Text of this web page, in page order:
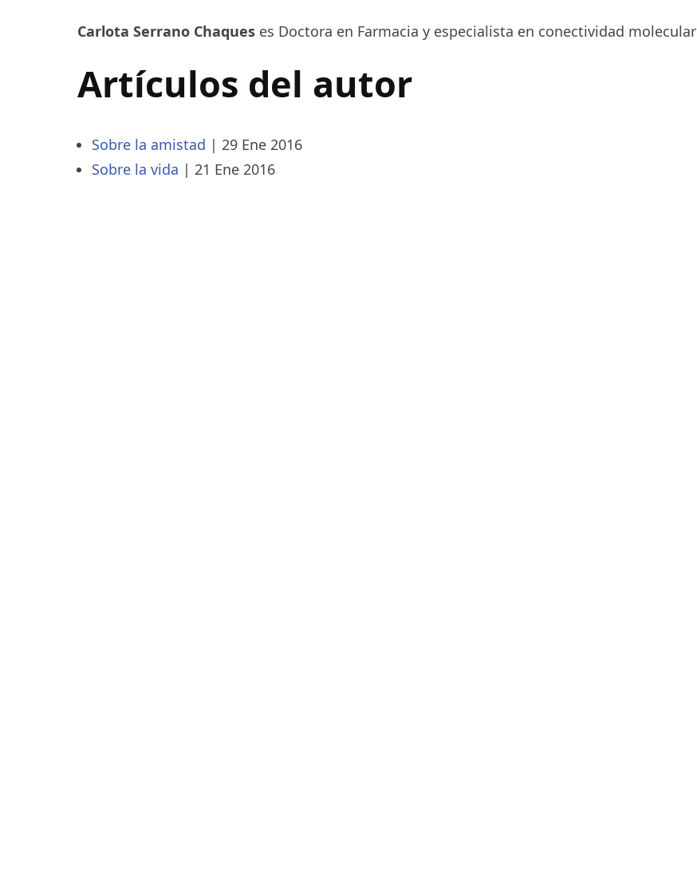
Carlota Serrano Chaques es Doctora en Farmacia y especialista en conectividad molecular
Artículos del autor
Sobre la amistad | 29 Ene 2016
Sobre la vida | 21 Ene 2016